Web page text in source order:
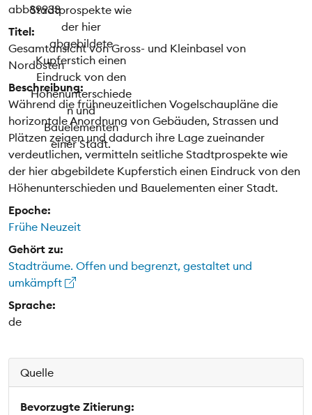
abb89933
Titel:
Gesamtansicht von Gross- und Kleinbasel von
Nordosten
Beschreibung:
Während die frühneuzeitlichen Vogelschaupläne die
horizontale Anordnung von Gebäuden, Strassen und
Plätzen zeigen und dadurch ihre Lage zueinander
verdeutlichen, vermitteln seitliche Stadtprospekte wie
der hier abgebildete Kupferstich einen Eindruck von den
Höhenunterschieden und Bauelementen einer Stadt.
Epoche:
Frühe Neuzeit
Gehört zu:
Stadträume. Offen und begrenzt, gestaltet und
umkämpft
Sprache:
de
Quelle
Bevorzugte Zitierung: